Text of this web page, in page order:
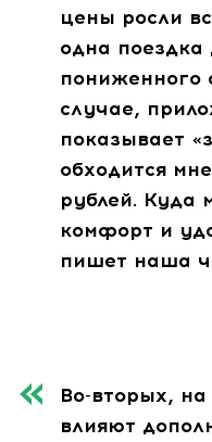
цены росли
одна поездка
пониженного
случае,
показывает
обходится
рублей. Куда
комфорт и
пишет наша
Во-вторых, на
влияют